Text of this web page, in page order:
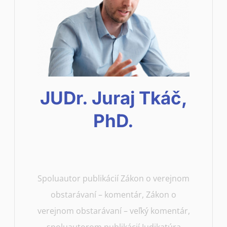
JUDr. Juraj Tkáč,
PhD.
Spoluautor publikácií Zákon o verejnom
obstarávaní – komentár, Zákon o
verejnom obstarávaní – veľký komentár,